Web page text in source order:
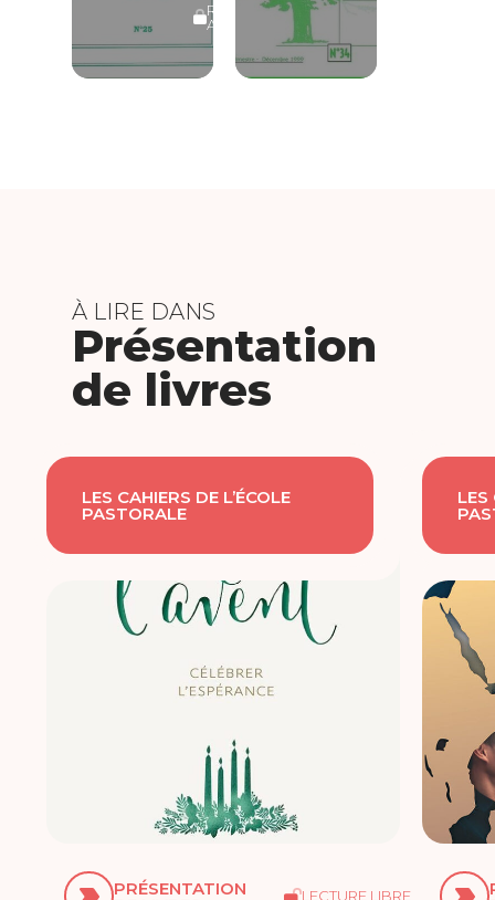
RÉSERVÉ
ABONNÉS
À LIRE DANS
Présentation
de livres
LES CAHIERS DE L’ÉCOLE
PASTORALE
PRÉSENTATION LECTURE LIBRE
LES